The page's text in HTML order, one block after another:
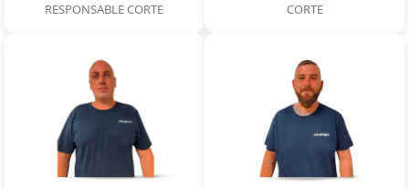
RESPONSABLE CORTE CORTE